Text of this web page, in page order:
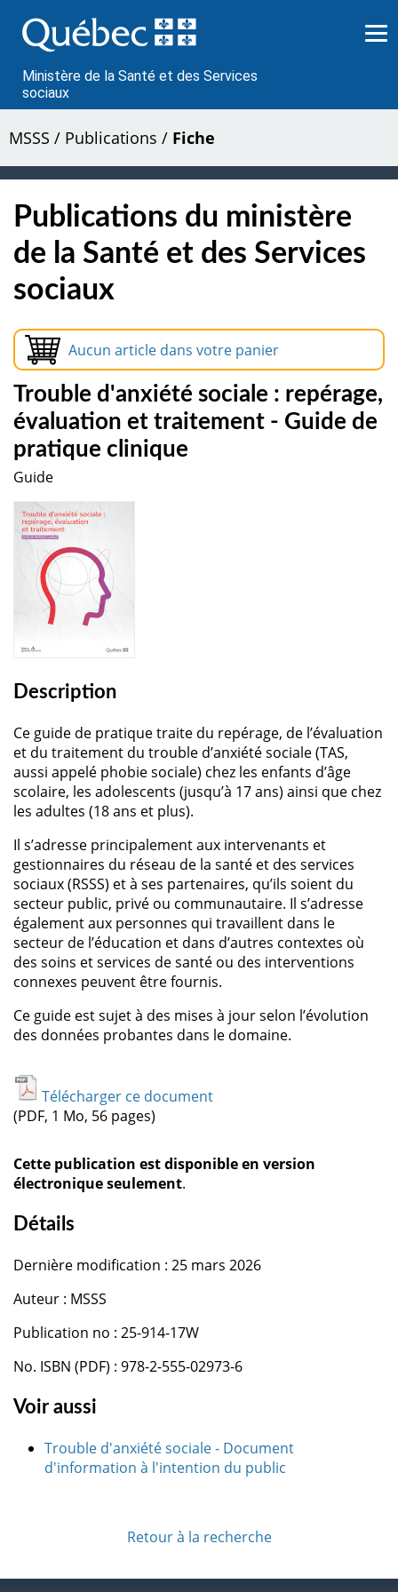
au
contenu
Ministère de la Santé et des Services
sociaux
MSSS / Publications / Fiche
Publications du ministère
de la Santé et des Services
sociaux
Aucun article dans votre panier
Trouble d'anxiété sociale : repérage,
évaluation et traitement - Guide de
pratique clinique
Guide
Description
Ce guide de pratique traite du repérage, de l’évaluation
et du traitement du trouble d’anxiété sociale (TAS,
aussi appelé phobie sociale) chez les enfants d’âge
scolaire, les adolescents (jusqu’à 17 ans) ainsi que chez
les adultes (18 ans et plus).
Il s’adresse principalement aux intervenants et
gestionnaires du réseau de la santé et des services
sociaux (RSSS) et à ses partenaires, qu’ils soient du
secteur public, privé ou communautaire. Il s’adresse
également aux personnes qui travaillent dans le
secteur de l’éducation et dans d’autres contextes où
des soins et services de santé ou des interventions
connexes peuvent être fournis.
Ce guide est sujet à des mises à jour selon l’évolution
des données probantes dans le domaine.
Télécharger ce document
(PDF, 1 Mo, 56 pages)
Cette publication est disponible en version
électronique seulement.
Détails
Dernière modification : 25 mars 2026
Auteur : MSSS
Publication no : 25-914-17W
No. ISBN (PDF) : 978-2-555-02973-6
Voir aussi
Trouble d'anxiété sociale - Document
d'information à l'intention du public
Retour à la recherche